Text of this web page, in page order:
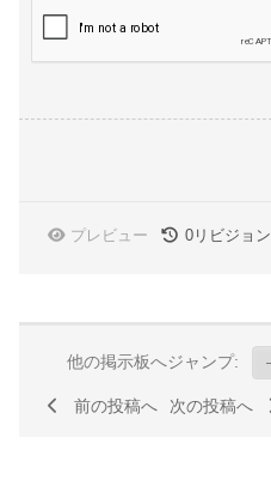
プレビュー 0リビジョン
他の掲示板へジャンプ:
前の投稿へ 次の投稿へ